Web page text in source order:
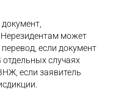
может
если документ
отдельных случаях
если заявитель